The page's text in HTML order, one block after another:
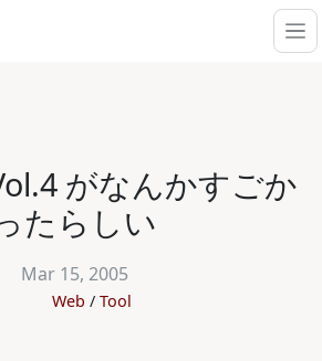
がなんかすごか
たらしい
Mar 15, 2005
Web Tool